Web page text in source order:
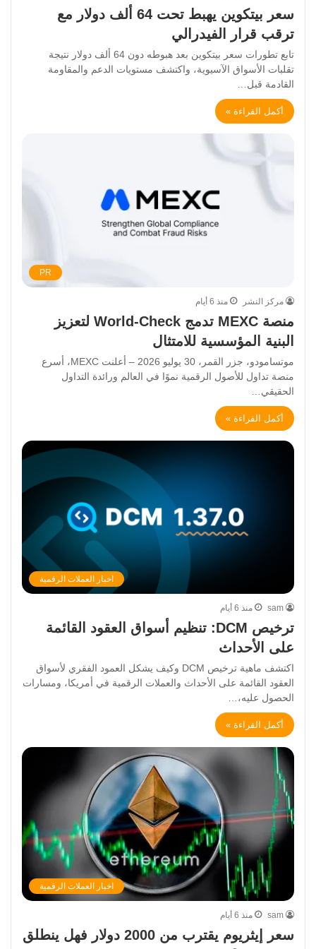
سعر بيتكوين يهبط تحت 64 ألف دولار مع
ترقب قرار الفيدرالي
تابع تطورات سعر بيتكوين بعد هبوطه دون 64 ألف دولار نتيجة
تقلبات الأسواق الآسيوية، واكتشف مستويات الدعم والمقاومة
القادمة قبل…
أكمل القراءة »
PR
مركز النشر منذ 6 أيام
منصة MEXC تدمج World-Check لتعزيز
البنية المؤسسية للامتثال
موتسامودو، جزر القمر، 30 يوليو 2026 – أعلنت MEXC، أسرع
منصة تداول للأصول الرقمية نموًا في العالم ورائدة التداول
الحقيقي…
أكمل القراءة »
اخبار العملات الرقمية
sam منذ 6 أيام
ترخيص DCM: تنظيم أسواق العقود القائمة
على الأحداث
اكتشف ماهية ترخيص DCM وكيف يشكل العمود الفقري لأسواق
العقود القائمة على الأحداث والعملات الرقمية في أمريكا، ومسارات
الحصول عليه،…
أكمل القراءة »
اخبار العملات الرقمية
sam منذ 6 أيام
سعر إيثريوم يقترب من 2000 دولار فهل ينطلق